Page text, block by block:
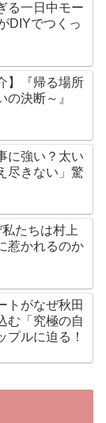
る一日中モー
DIYでつくっ
】『帰る場所
の決断～』
に強い？太い
尽きない」驚
私たちは村上
惹かれるのか
トがなぜ秋田
む「究極の自
プルに迫る！